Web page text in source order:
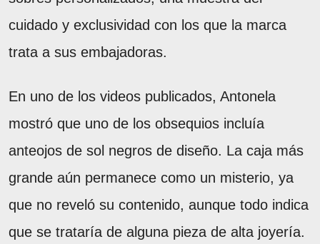
cuidado y exclusividad con los que la marca
trata a sus embajadoras.
En uno de los videos publicados, Antonela
mostró que uno de los obsequios incluía
anteojos de sol negros de diseño. La caja más
grande aún permanece como un misterio, ya
que no reveló su contenido, aunque todo indica
que se trataría de alguna pieza de alta joyería.